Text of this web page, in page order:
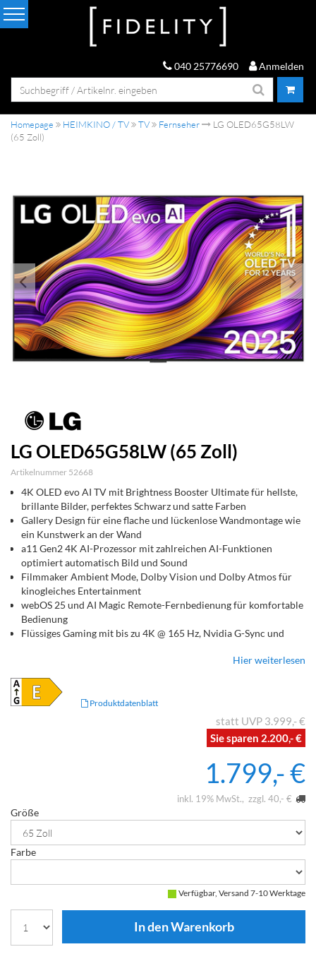
040 25776690 Anmelden
Homepage HEIMKINO / TV TV Fernseher
LG OLED65G58LW
(65 Zoll)
LG OLED65G58LW (65 Zoll)
Artikelnummer 52668
4K OLED evo AI TV mit Brightness Booster Ultimate für hellste,
brillante Bilder, perfektes Schwarz und satte Farben
Gallery Design für eine flache und lückenlose Wandmontage wie
ein Kunstwerk an der Wand
a11 Gen2 4K AI-Prozessor mit zahlreichen AI-Funktionen
optimiert automatisch Bild und Sound
Filmmaker Ambient Mode, Dolby Vision und Dolby Atmos für
kinogleiches Entertainment
webOS 25 und AI Magic Remote-Fernbedienung für komfortable
Bedienung
Flüssiges Gaming mit bis zu 4K @ 165 Hz, Nvidia G-Sync und
Bequeme Steuerung dank Hands-Free Voice Control, Smart
Home-Unterstützung: Amazon Alexa, Google Assistant, Apple
Home & Airplay2
Dolby Atmos-fähiges 4.2-Soundsystem mit 60W
4x HDMI (Unterstützt 4K @ 120Hz, eARC, VRR, ALLM, QMS,
QFT), 3x USB, Digitaler Audioausgang (optisch), 1x Ethernet
Hier weiterlesen
Produktdatenblatt
3.999,- €
2.200,- €
1.799,- €
inkl. 19% MwSt. zzgl. 40,- €
Größe
Farbe
Verfügbar, Versand 7-10 Werktage